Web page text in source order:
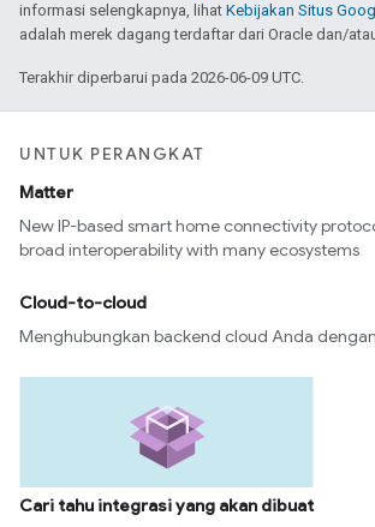
informasi selengkapnya, lihat Kebijakan Situs
adalah merek dagang terdaftar dari Oracle dan/
Terakhir diperbarui pada 2026-06-09 UTC.
UNTUK PERANGKAT
Matter
New IP-based smart home connectivity
broad interoperability with many ecosystems
Cloud-to-cloud
Menghubungkan backend cloud Anda
Cari tahu integrasi yang akan dibuat